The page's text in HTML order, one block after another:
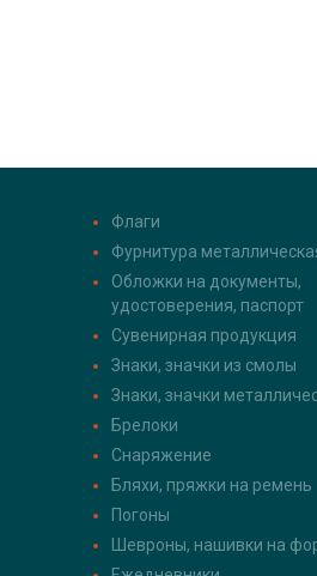
Флаги
Фурнитура
Обложки на документы,
удостоверения, паспорт
Сувенирная продукция
Знаки, значки из смолы
Знаки, значки
Брелоки
Снаряжение
Бляхи, пряжки на ремень
Погоны
Шевроны, нашивки на